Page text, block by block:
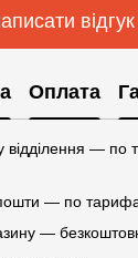
відгук
Оплата
— по
— по
—